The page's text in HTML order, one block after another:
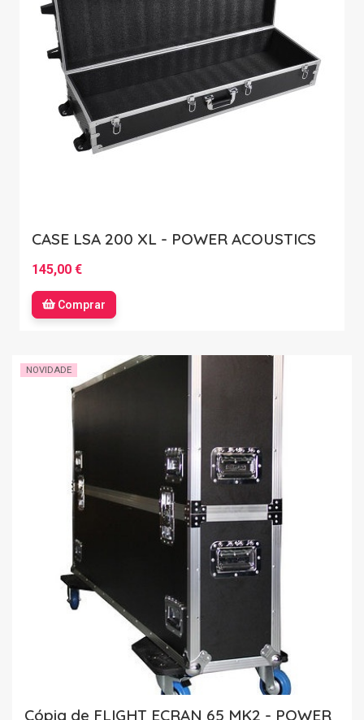
CASE LSA 200 XL - POWER ACOUSTICS
145,00 €
Comprar
NOVIDADE
Cópia de FLIGHT ECRAN 65 MK2 - POWER